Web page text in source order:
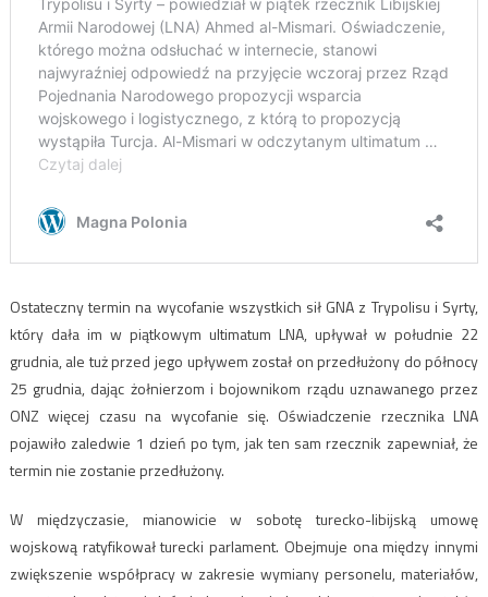
Ostateczny termin na wycofanie wszystkich sił GNA z Trypolisu i Syrty,
który dała im w piątkowym ultimatum LNA, upływał w południe 22
grudnia, ale tuż przed jego upływem został on przedłużony do północy
25 grudnia, dając żołnierzom i bojownikom rządu uznawanego przez
ONZ więcej czasu na wycofanie się. Oświadczenie rzecznika LNA
pojawiło zaledwie 1 dzień po tym, jak ten sam rzecznik zapewniał, że
termin nie zostanie przedłużony.
W międzyczasie, mianowicie w sobotę turecko-libijską umowę
wojskową ratyfikował turecki parlament. Obejmuje ona między innymi
zwiększenie współpracy w zakresie wymiany personelu, materiałów,